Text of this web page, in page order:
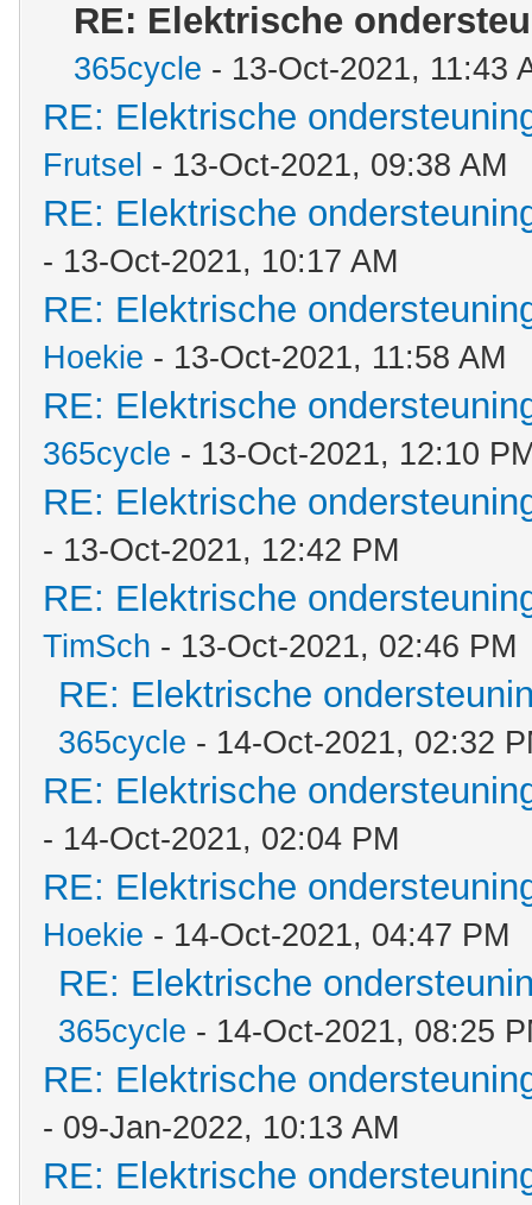
RE: Elektrische
365cycle - 13-Oct-2021, 11:43
RE: Elektrische
Frutsel - 13-Oct-2021, 09:38 AM
RE: Elektrische
- 13-Oct-2021, 10:17 AM
RE: Elektrische
Hoekie - 13-Oct-2021, 11:58 AM
RE: Elektrische
365cycle - 13-Oct-2021, 12:10
RE: Elektrische
- 13-Oct-2021, 12:42 PM
RE: Elektrische
TimSch - 13-Oct-2021, 02:46 PM
RE: Elektrische
365cycle - 14-Oct-2021, 02:32
RE: Elektrische
- 14-Oct-2021, 02:04 PM
RE: Elektrische
Hoekie - 14-Oct-2021, 04:47 PM
RE: Elektrische
365cycle - 14-Oct-2021, 08:25
RE: Elektrische
- 09-Jan-2022, 10:13 AM
RE: Elektrische